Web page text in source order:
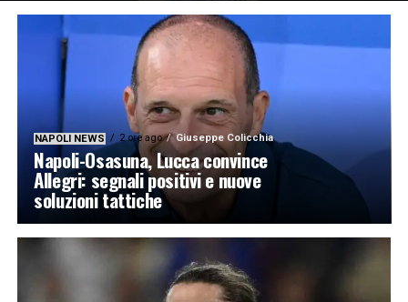
NAPOLI NEWS 2 ore ago Giuseppe Colicchia
Napoli-Osasuna, Lucca convince
Allegri: segnali positivi e nuove
soluzioni tattiche